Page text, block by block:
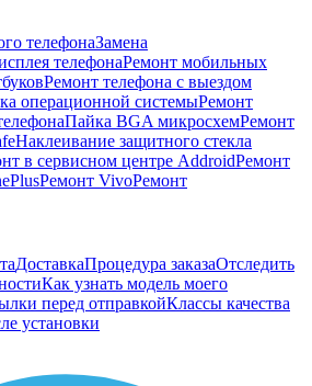
телефонаЗамена
телефонаРемонт мобильных
Ремонт телефона с выездом
операционной системыРемонт
Пайка BGA микросхемРемонт
Наклеивание защитного стекла
в сервисном центре AddroidРемонт
Ремонт VivoРемонт
ДоставкаПроцедура заказаОтследить
Как узнать модель моего
перед отправкойКлассы качества
установки